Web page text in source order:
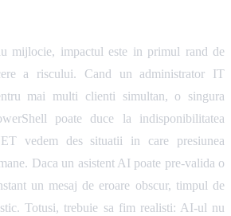
mijlocie, impactul este in primul rand de
a riscului. Cand un administrator IT
mai multi clienti simultan, o singura
poate duce la indisponibilitatea
vedem des situatii in care presiunea
Daca un asistent AI poate pre-valida o
un mesaj de eroare obscur, timpul de
Totusi, trebuie sa fim realisti: AI-ul nu